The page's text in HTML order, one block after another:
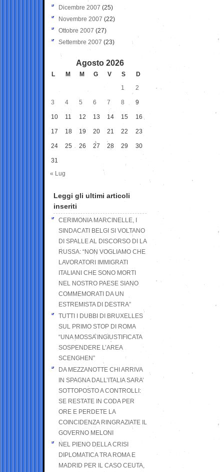
Dicembre 2007 (25)
Novembre 2007 (22)
Ottobre 2007 (27)
Settembre 2007 (23)
Agosto 2026
L M M G V S
D
1
2
3 4 5 6 7 8 9
10 11 12 13 14 15 16
17 18 19 20 21 22 23
24 25 26 27 28 29 30
31
« Lug
Leggi gli ultimi articoli
inseriti
CERIMONIA MARCINELLE, I
SINDACATI BELGI SI VOLTANO
DI SPALLE AL DISCORSO DI LA
RUSSA: “NON VOGLIAMO CHE
LAVORATORI IMMIGRATI
ITALIANI CHE SONO MORTI
NEL NOSTRO PAESE SIANO
COMMEMORATI DA UN
ESTREMISTA DI DESTRA”
TUTTI I DUBBI DI BRUXELLES
SUL PRIMO STOP DI ROMA
“UNA MOSSA INGIUSTIFICATA
SOSPENDERE L’AREA
SCENGHEN”
DA MEZZANOTTE CHI ARRIVA
IN SPAGNA DALL’ITALIA SARA’
SOTTOPOSTO A CONTROLLI:
SE RESTATE IN CODA PER
ORE E PERDETE LA
COINCIDENZA RINGRAZIATE IL
GOVERNO MELONI
NEL PIENO DELLA CRISI
DIPLOMATICA TRA ROMA E
MADRID PER IL CASO CEUTA,